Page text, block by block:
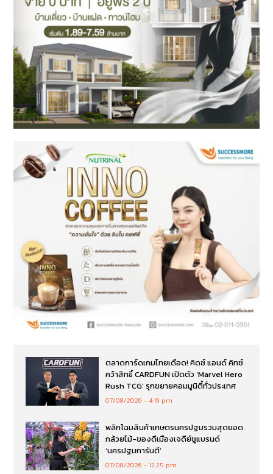
ตลาดการ์ดเกมไทยเดือด! คิดซ์ แอนด์ คิทซ์
คว้าสิทธิ์ CARDFUN เปิดตัว ‘Marvel Hero
Rush TCG’ รุกขยายคอมมูนิตี้ทั่วประเทศ
07/08/2026 4:19 pm
พลิกโฉมสินค้าเกษตรนครปฐมรวมสุดยอด
กล้วยไม้-ของดีเมืองเจดีย์ชูแบรนด์
‘นครปฐมการันตี’
07/08/2026 12:25 pm